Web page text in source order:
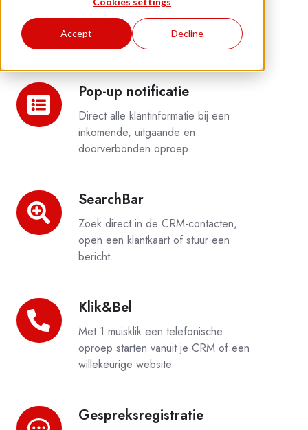
Accept Decline
functionaliteit
Pop-up notificatie
Direct alle klantinformatie bij een
inkomende, uitgaande en
doorverbonden oproep.
Pop-
up
notificatie
SearchBar
Zoek direct in de CRM-contacten,
open een klantkaart of stuur een
bericht.
SearchBar
Klik&Bel
Met 1 muisklik een telefonische
oproep starten vanuit je CRM of een
willekeurige website.
Klik&Bel
Gespreksregistratie
Gespreksregistratie